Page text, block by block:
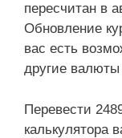
пересчитан в
Обновление
вас есть
другие
Перевести
калькулятора